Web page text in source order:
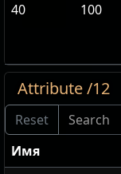
40
100
Attribute /12
Имя